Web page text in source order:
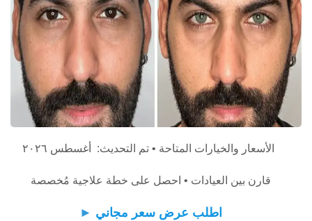
قارن بين العيادات • احصل على خطة علاجية مُخصصة
► اطلب عرض سعر مجاني